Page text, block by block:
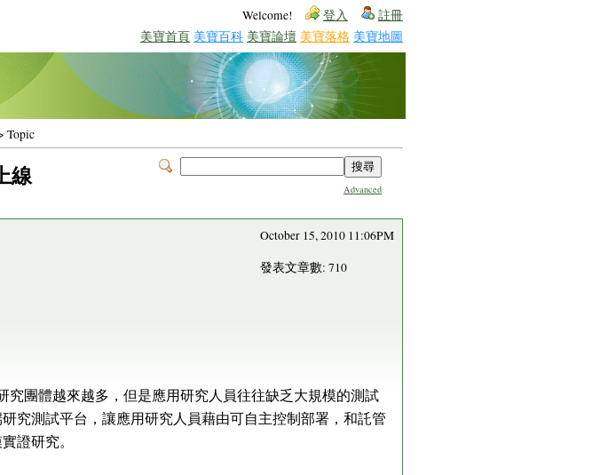
Welcome! 登入 註冊
美寶首頁 美寶百科 美寶論壇 美寶落格 美寶地圖
Topic
Advanced
線
October 15, 2010 11:06PM
發表文章數: 710
究團體越來越多，但是應用研究人員往往缺乏大規模的測試
究測試平台，讓應用研究人員藉由可自主控制部署，和託管
證研究。